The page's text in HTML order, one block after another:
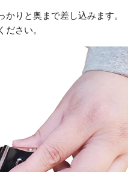
りと奥まで差し込みます。
さい。